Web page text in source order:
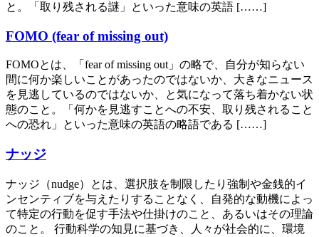
と。「取り残される謎」といった意味の英語 [……]
FOMO (fear of missing out)
FOMOとは、「fear of missing out」の略で、自分が知らない
間に何か楽しいことがあったのではないか、大きなニュース
を見逃しているのではないか、と気になって落ち着かない状
態のこと。「何かを見逃すことへの不安、取り残されること
への恐れ」といった意味の英語の略語である [……]
ナッジ
ナッジ（nudge）とは、選択肢を制限したり強制や金銭的イ
ンセンティブを与えたりすることなく、自発的な動機によっ
て特定の行動を促す手法や仕掛けのこと、あるいはその理論
のこと。 行動科学の知見に基づき、人々が社会的に、環境